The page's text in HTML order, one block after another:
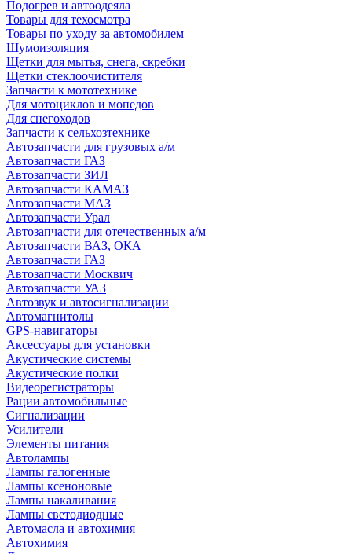
Подогрев и автоодеяла
Товары для техосмотра
Товары по уходу за автомобилем
Шумоизоляция
Щетки для мытья, снега, скребки
Щетки стеклоочистителя
Запчасти к мототехнике
Для мотоциклов и мопедов
Для снегоходов
Запчасти к сельхозтехнике
Автозапчасти для грузовых а/м
Автозапчасти ГАЗ
Автозапчасти ЗИЛ
Автозапчасти КАМАЗ
Автозапчасти МАЗ
Автозапчасти Урал
Автозапчасти для отечественных а/м
Автозапчасти ВАЗ, ОКА
Автозапчасти ГАЗ
Автозапчасти Москвич
Автозапчасти УАЗ
Автозвук и автосигнализации
Автомагнитолы
GPS-навигаторы
Аксессуары для установки
Акустические системы
Акустические полки
Видеорегистраторы
Рации автомобильные
Сигнализации
Усилители
Элементы питания
Автолампы
Лампы галогенные
Лампы ксеноновые
Лампы накаливания
Лампы светодиодные
Автомасла и автохимия
Автохимия